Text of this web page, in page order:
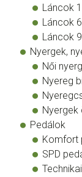
Láncok
Láncok
Láncok
Nyergek,
Női
Nyereg
Nyergek
Pedálok
Komfort
SPD